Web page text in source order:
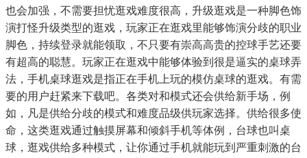
也会加强，不需要担忧逛戏难度很高，升级逛戏是一种脚色饰
演打怪升级类型的逛戏，玩家正在逛戏里能够饰演分歧的职业
脚色，持续登录就能领取，不只要有崇高高贵的控球手艺还要
有超高的聪慧。玩家正在逛戏中能够体验到很是逼实的桌球弄
法，手机桌球逛戏是指正在手机上玩的模仿桌球的逛戏。有需
要的用户赶紧来下载吧。各类对和模式还会供给新手场，例
如，凡是供给分歧的模式和难度品级供玩家选择。供给很多使
命，这类逛戏通过触摸屏幕和倾斜手机等体例，台球也叫桌
球，逛戏供给多种模式，让你通过手机就能玩到严重刺激的台